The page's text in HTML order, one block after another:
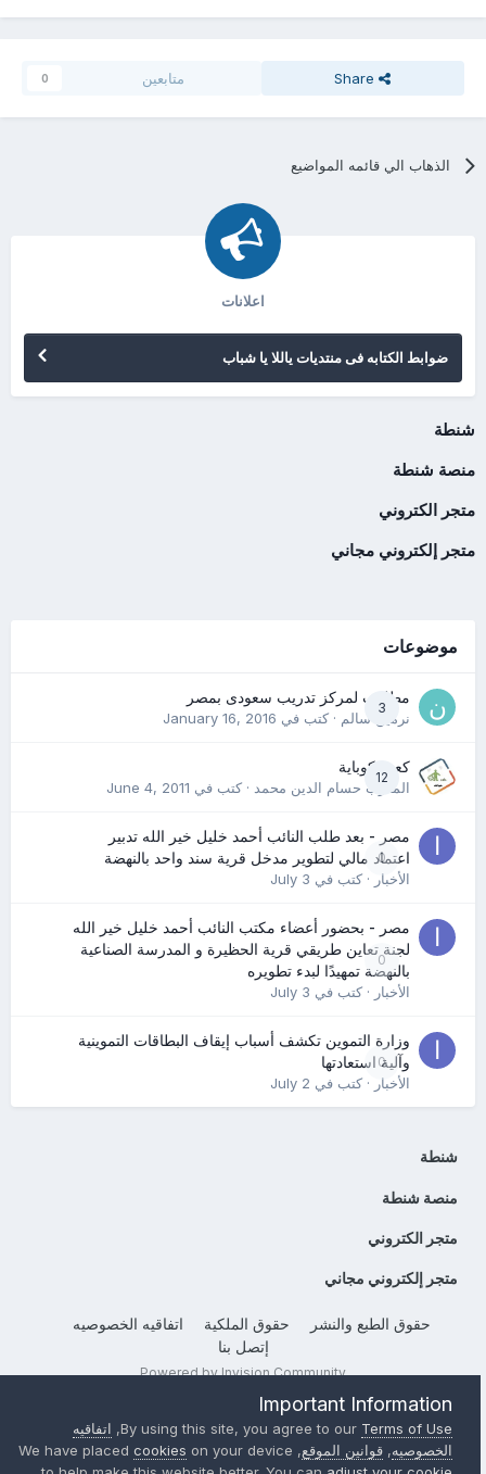
Share متابعين 0
الذهاب الي قائمه المواضيع
اعلانات
ضوابط الكتابه فى منتديات ياللا يا شباب
شنطة
منصة شنطة
متجر الكتروني
متجر إلكتروني مجاني
موضوعات
3
مطلوب لمركز تدريب سعودى بمصر
نرمين سالم· كتب في January 16, 2016
12
كعب كوباية
المدرب حسام الدين محمد· كتب في June 4, 2011
0
مصر - بعد طلب النائب أحمد خليل خير الله تدبير
اعتماد مالي لتطوير مدخل قرية سند واحد بالنهضة
الأخبار· كتب في July 3
0
مصر - بحضور أعضاء مكتب النائب أحمد خليل خير الله
لجنة تعاين طريقي قرية الحظيرة و المدرسة الصناعية
بالنهضة تمهيدًا لبدء تطويره
الأخبار· كتب في July 3
0
وزارة التموين تكشف أسباب إيقاف البطاقات التموينية
وآلية استعادتها
الأخبار· كتب في July 2
شنطة
منصة شنطة
متجر الكتروني
متجر إلكتروني مجاني
حقوق الطبع والنشر حقوق الملكية
اتفاقيه الخصوصيه
إتصل بنا
Powered by Invision Community
Important Information
By using this site, you agree to ourTerms of Use
, اتفاقيه
الخصوصيه, قوانين الموقع, We have placed
cookies on your device